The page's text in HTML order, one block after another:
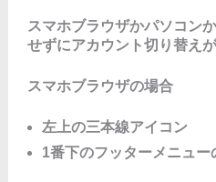
スマホブラウザかパソコン
せずにアカウント切り替えが
スマホブラウザの場合
左上の三本線アイコン
1番下のフッターメニュー